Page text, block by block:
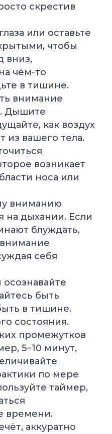
скрестив
или оставьте
чтобы
вниз,
чём-то
в тишине.
внимание
Дышите
как воздух
из вашего тела.
возникает
носа или
вниманию
на дыхании. Если
блуждать,
себя
быть
в тишине.
состояния.
промежутков
5−10 минут,
по мере
таймер,
времени.
аккуратно